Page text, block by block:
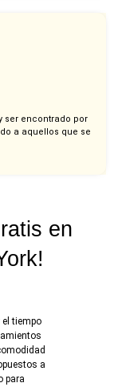
ser encontrado por
a aquellos que se
en
el tiempo
a
para